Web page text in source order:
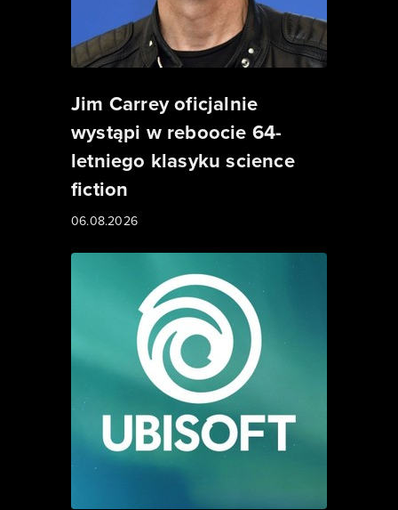
Jim Carrey oficjalnie
wystąpi w reboocie 64-
letniego klasyku science
fiction
06.08.2026